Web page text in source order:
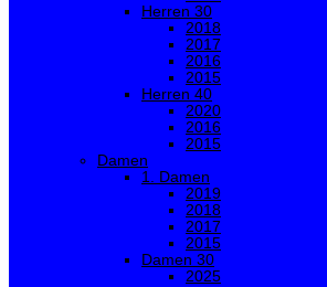
Herren 30
2018
2017
2016
2015
Herren 40
2020
2016
2015
Damen
1. Damen
2019
2018
2017
2015
Damen 30
2025